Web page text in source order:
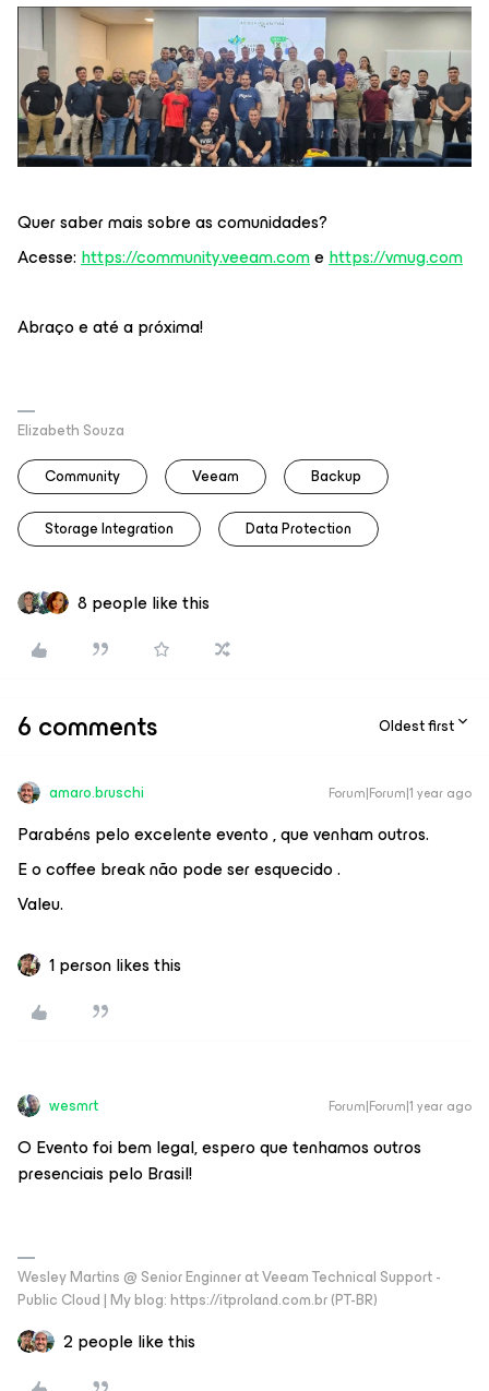
Quer saber mais sobre as comunidades?
Acesse:https://community.veeam.comehttps://vmug.com
Abraço e até a próxima!
Elizabeth Souza
Community
Veeam Backup
Storage Integration Data Protection
8 people like this
6 comments Oldest first
amaro.bruschi Forum|Forum|1 year ago
Parabéns pelo excelente evento , que venham outros.
E o coffee break não pode ser esquecido .
Valeu.
1 person likes this
wesmrt Forum|Forum|1 year ago
O Evento foi bem legal, espero que tenhamos outros
presenciais pelo Brasil!
Wesley Martins @ Senior Enginner at Veeam Technical Support -
Public Cloud | My blog: https://itproland.com.br (PT-BR)
2 people like this